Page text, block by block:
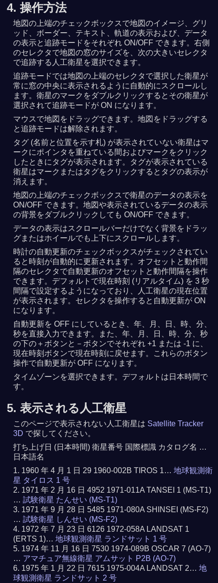
4. 操作方法
地図の上端のチェックボックスで地図のイメージ、グリ
ッド、ボーダー、テキスト、軌道の表示および、データ
の表示と追跡モードをそれぞれ ON/OFF できます。右側
のセレクタで地図の窓のサイズを、次の大きいセレクタ
で追跡する人工衛星を選択できます。
追跡モードでは地図の上端のセレクタで選択した衛星が
常に窓の中央に表示されるように自動的にスクロールし
ます。衛星のマークをダブルクリックするとその衛星が
選択されて追跡モードが ON になります。
マウスで地図をドラッグできます。地図をドラッグする
と追跡モードは解除されます。
タグ (名前と位置を示す札) が表示されていない衛星はマ
ークにポインタを重ねている間およびマークをクリック
したときにタグが表示されます。タグが表示されている
衛星はマークまたはタグをクリックするとタグの表示が
消えます。
地図の上端のチェックボックスで衛星のデータの表示を
ON/OFF できます。地図や表示されているデータの表示
の背景をダブルクリックしても ON/OFF できます。
データの表示はスクロールバーだけでなく背景をドラッ
グまたはホイールでも上下にスクロールします。
時計の自動更新のチェックボックスがチェックされてい
ると時刻が自動的に更新されます。オフセットと動作間
隔のセレクタで自動更新のオフセットと動作間隔を操作
できます。デフォルトで現在時刻 (リアルタイム) を 3 秒
間隔で設定するようになっており、人工衛星の現在位置
が表示されます。セレクタを操作すると自動更新が ON
になります。
自動更新を OFF にしているとき、年、月、日、時、分、
秒を直接入力できます。また、年、月、日、時、分、秒
の下の＋ボタンと－ボタンでそれぞれ +1 または -1 に、
現在時刻ボタンで現在時刻に戻せます。これらのボタン
操作で自動更新が OFF になります。
タイムゾーンを選択できます。デフォルトは日本時間で
す。
5. 表示される人工衛星
このページで表示されない人工衛星は Satellite Tracker
3D で探してください。
打ち上げ日 (日本時間) 衛星番号 国際標識 カタログ名 …
日本語名
1960 年 4 月 1 日 29 1960-002B TIROS 1…地球観測衛
星 タイロス 1 号
1971 年 2 月 16 日 4952 1971-011A TANSEI 1 (MS-T1)
…試験衛星 たんせい (MS-T1)
1971 年 9 月 28 日 5485 1971-080A SHINSEI (MS-F2)
…試験衛星 しんせい (MS-F2)
1972 年 7 月 23 日 6126 1972-058A LANDSAT 1
(ERTS 1)…地球観測衛星 ランドサット 1 号
1974 年 11 月 16 日 7530 1974-089B OSCAR 7 (AO-7)
… アマチュア無線衛星 アムサット P2B (AO-7)
1975 年 1 月 22 日 7615 1975-004A LANDSAT 2…地
球観測衛星 ランドサット 2 号